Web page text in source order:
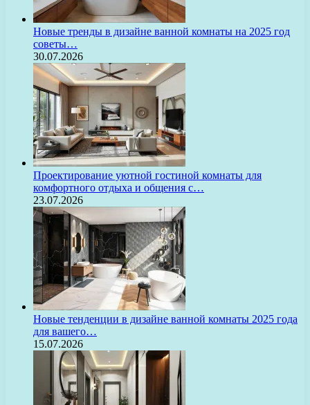
Новые тренды в дизайне ванной комнаты на 2025 год
советы…
30.07.2026
Проектирование уютной гостиной комнаты для
комфортного отдыха и общения с…
23.07.2026
Новые тенденции в дизайне ванной комнаты 2025 года
для вашего…
15.07.2026